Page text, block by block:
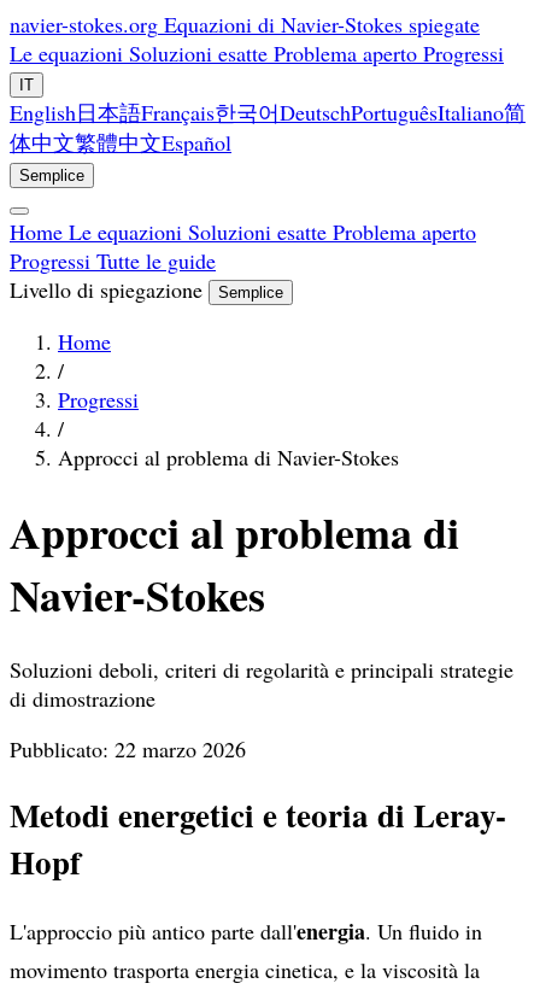
navier-stokes.org Equazioni di Navier-Stokes spiegate
Le equazioni Soluzioni esatte Problema aperto Progressi
IT
English日本語Français한국어DeutschPortuguêsItaliano简
体中文繁體中文Español
Semplice
Home Le equazioni Soluzioni esatte Problema aperto
Progressi Tutte le guide
Livello di spiegazione
Semplice
Home
/
Progressi
/
Approcci al problema di Navier-Stokes
Approcci al problema di
Navier-Stokes
Soluzioni deboli, criteri di regolarità e principali strategie
di dimostrazione
Pubblicato: 22 marzo 2026
Metodi energetici e teoria di Leray-
Hopf
L'approccio più antico parte dall'energia. Un fluido in
movimento trasporta energia cinetica, e la viscosità la